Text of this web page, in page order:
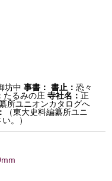
坊中 事書： 書止：恐々
たるみの庄 寺社名：正
所ユニオンカタログへ
（東大史料編纂所ユニ
。）